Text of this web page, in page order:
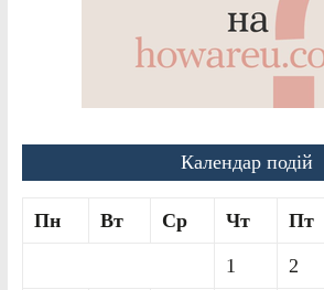
Календар подій
Пн Вт Ср Чт Пт
1 2